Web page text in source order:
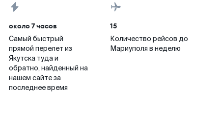
около 7 часов
Самый быстрый
прямой перелет из
Якутска туда и
обратно, найденный на
нашем сайте за
последнее время
15
Количество рейсов до
Мариуполя в неделю